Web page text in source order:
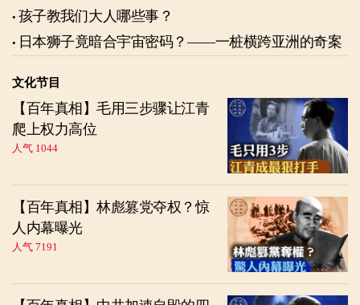
孩子教我们大人哪些事？
日本狮子竟暗合宇宙密码？——一桩横跨亚洲的奇案
文化节目
【百年真相】毛用三步骤让江青
爬上权力高位
人气 1044
【百年真相】林彪篡党夺权？惊
人内幕曝光
人气 7191